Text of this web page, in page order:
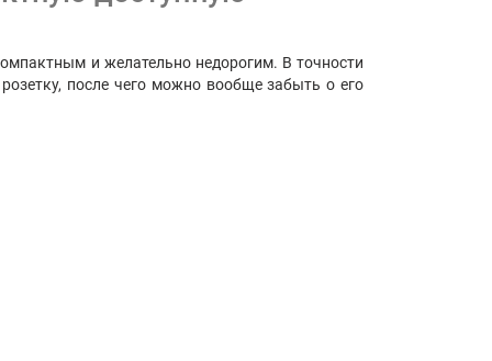
и желательно недорогим. В точности
после чего можно вообще забыть о его